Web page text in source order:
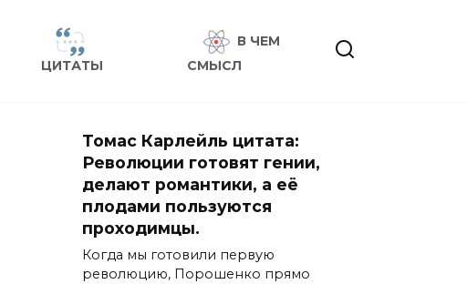
ЦИТАТЫ
В ЧЕМ
СМЫСЛ
Томас Карлейль цитата:
Революции готовят гении,
делают романтики, а её
плодами пользуются
проходимцы.
Когда мы готовили первую
революцию, Порошенко прямо